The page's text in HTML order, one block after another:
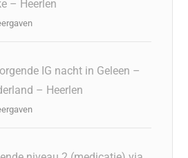
– Heerlen
IG nacht in Geleen –
– Heerlen